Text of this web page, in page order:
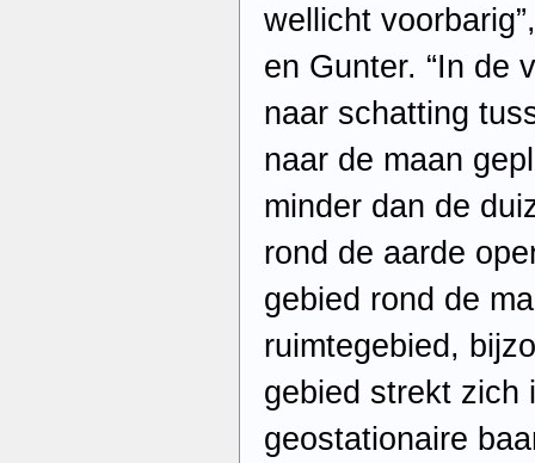
wellicht
en Gunter. “In de
naar schatting
naar de maan
minder dan de
rond de aarde
gebied rond de
ruimtegebied,
gebied strekt zich
geostationaire